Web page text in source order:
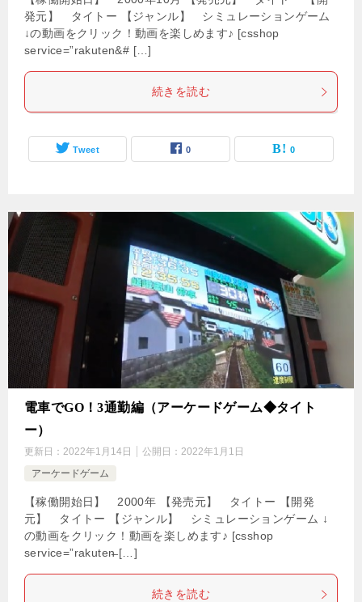
発元】 タイトー 【ジャンル】 シミュレーションゲーム
↓の動画をクリック！動画を楽しめます♪ [csshop
service=”rakuten&# […]
続きを読む
Tweet 0 0
電車でGO！3通勤編（アーケードゲーム◆タイト
ー）
更新日： 2022年1月14日 公開日： 2022年1月1日
アーケードゲーム
【稼働開始日】 2000年 【発売元】 タイトー 【開発
元】 タイトー 【ジャンル】 シミュレーションゲーム ↓
の動画をクリック！動画を楽しめます♪ [csshop
service=”rakuten̶ […]
続きを読む